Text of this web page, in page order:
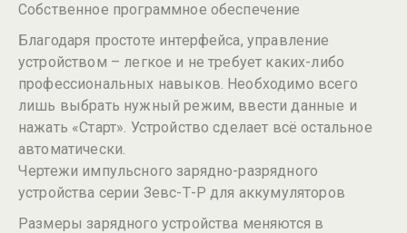
Собственное программное обеспечение
Благодаря простоте интерфейса, управление
устройством – легкое и не требует каких-либо
профессиональных навыков. Необходимо всего
лишь выбрать нужный режим, ввести данные и
нажать «Старт». Устройство сделает всё остальное
автоматически.
Чертежи импульсного зарядно-разрядного
устройства серии Зевс-Т-Р для аккумуляторов
Размеры зарядного устройства меняются в